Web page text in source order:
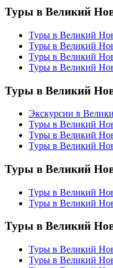
Туры в Великий
Туры в Великий
Туры в Великий
Туры в Великий
Туры в Великий
Туры в Великий
Экскурсии в
Туры в Великий
Туры в Великий
Туры в Великий
Туры в Великий
Туры в Великий
Туры в Великий
Туры в Великий
Туры в Великий
Туры в Великий